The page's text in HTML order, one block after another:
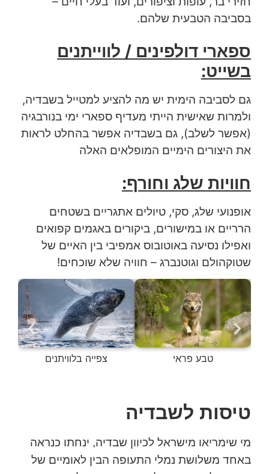
בסביבה הטבעית שלהם.
ספארי דולפינים / לווייתנים
בשייט:
גם לסביבה הימית יש מה להציע למטייל בשבדיה,
ולמרות שאישית הייתי מעדיף ספארי ימי בנורבגיה
(אפשר לשלב), גם בשבדיה אפשר בהחלט לראות
את היצורים הימיים המופלאים האלה
חוויות שלג וחורף:
אופנועי שלג, סקי, טיולים אתגריים בשטחים
הרריים או במישורים, ביקורים באגמים קפואים
ואפילו נסיעה באוטובוס אמפיבי בין האיים של
שטוקהולם וגוטנברג – חוויה שלא שוכחים!
צפייה בלוויתנים טבע פראי
טיסות לשבדיה
מי שימריאו מישראל לכיוון שבדיה, ינחתו כנראה
באחד משלושת נמלי התעופה הבין לאומיים של